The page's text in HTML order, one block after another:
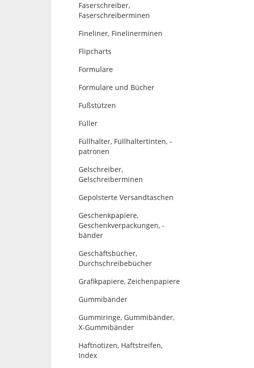
Faserschreiber,
Faserschreiberminen
Fineliner, Finelinerminen
Flipcharts
Formulare
Formulare und Bücher
Fußstützen
Füller
Füllhalter, Füllhaltertinten, -
patronen
Gelschreiber,
Gelschreiberminen
Gepolsterte Versandtaschen
Geschenkpapiere,
Geschenkverpackungen, -
bänder
Geschäftsbücher,
Durchschreibebücher
Grafikpapiere, Zeichenpapiere
Gummibänder
Gummiringe, Gummibänder,
X-Gummibänder
Haftnotizen, Haftstreifen,
Index